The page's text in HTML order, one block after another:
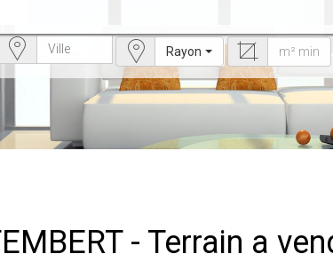
Rayon
- Terrain a